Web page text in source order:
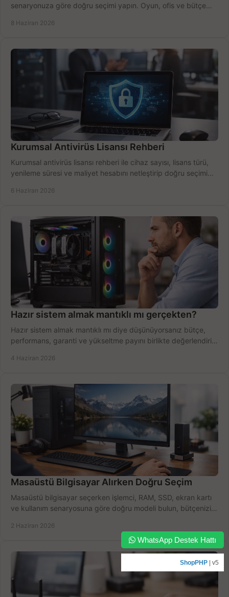
senaryonuza göre doğru seçimi yapın. Oyun, ofis ve bütçe
8 Haziran 2026
Kurumsal Antivirüs Lisansı Rehberi
Kurumsal antivirüs lisansı rehberi ile cihaz sayısı, lisans türü,
yenileme süresi ve maliyet hesabını netleştirip doğru seçimi
6 Haziran 2026
Hazır sistem almak mantıklı mı gerçekten?
Hazır sistem almak mantıklı mı diye düşünüyorsanız bütçe,
performans, garanti ve yükseltme payını birlikte değerlendirin,
4 Haziran 2026
Masaüstü Bilgisayar Alırken Doğru Seçim
Masaüstü bilgisayar seçerken işlemci, RAM, SSD, ekran kartı
ve kullanım senaryosuna göre doğru modeli bulun, bütçenizi
2 Haziran 2026
WhatsApp Destek Hattı
ShopPHP | v5